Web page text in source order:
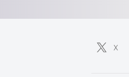
X